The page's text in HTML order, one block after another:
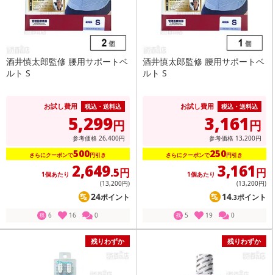
酒井慎太郎監修 腰用サポートベ
ルト S
お試し費用 税込・送料込
5,299円
参考価格 26,400円
さらにクーポンで500円引き
1個あたり 2,649.5円
(13,200円)
24ポイント
残 6 16 0
酒井慎太郎監修 腰用サポートベ
ルト S
お試し費用 税込・送料込
3,161円
参考価格 13,200円
さらにクーポンで250円引き
1個あたり 3,161円
(13,200円)
14.3ポイント
残 5 19 0
残りわずか 残りわずか